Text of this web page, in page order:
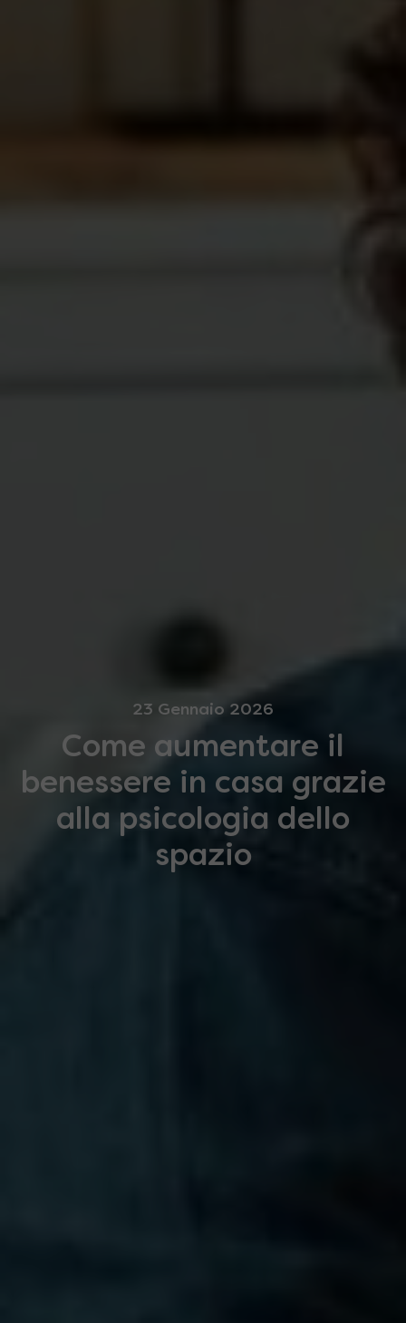
23 Gennaio 2026
Come aumentare il
benessere in casa grazie
alla psicologia dello
spazio